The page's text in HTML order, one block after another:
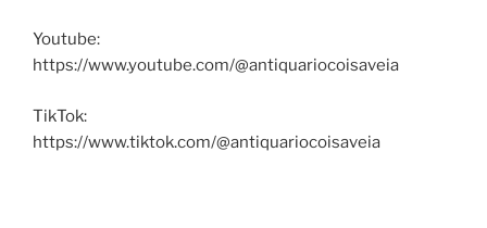
Youtube:
https://www.youtube.com/@antiquariocoisaveia
TikTok:
https://www.tiktok.com/@antiquariocoisaveia